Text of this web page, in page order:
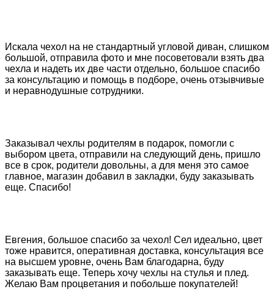
Искала чехол на не стандартный угловой диван, слишком
большой, отправила фото и мне посоветовали взять два
чехла и надеть их две части отдельно, большое спасибо
за консультацию и помощь в подборе, очень отзывчивые
и неравнодушные сотрудники.
Заказывал чехлы родителям в подарок, помогли с
выбором цвета, отправили на следующий день, пришло
все в срок, родители довольны, а для меня это самое
главное, магазин добавил в закладки, буду заказывать
еще. Спасибо!
Евгения, большое спасибо за чехол! Сел идеально, цвет
тоже нравится, оперативная доставка, консультация все
на высшем уровне, очень Вам благодарна, буду
заказывать еще. Теперь хочу чехлы на стулья и плед.
Желаю Вам процветания и побольше покупателей!